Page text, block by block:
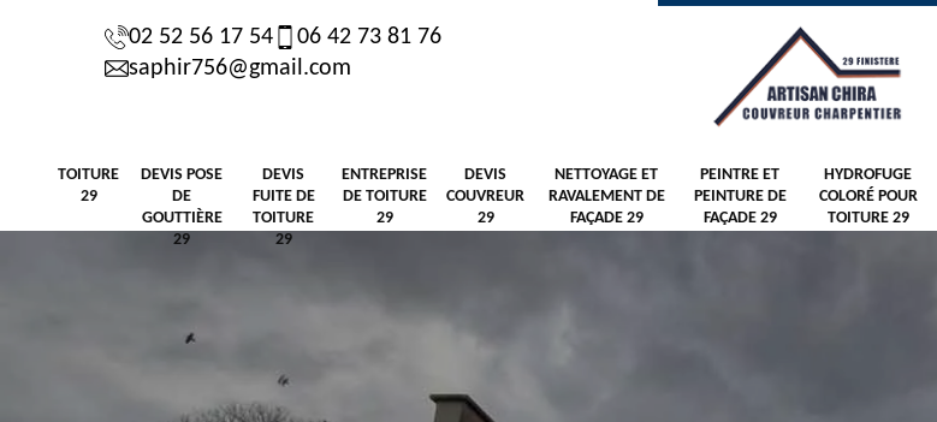
02 52 56 17 54
06 42 73 81 76
saphir756@gmail.com
TOITURE
29
DEVIS POSE
DE
GOUTTIÈRE
29
DEVIS
FUITE DE
TOITURE
29
ENTREPRISE
DE TOITURE
29
DEVIS
COUVREUR
29
NETTOYAGE ET
RAVALEMENT DE
FAÇADE 29
PEINTRE ET
PEINTURE DE
FAÇADE 29
HYDROFUGE
COLORÉ POUR
TOITURE 29